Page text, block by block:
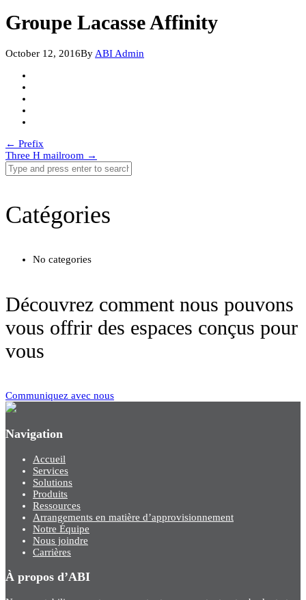
Groupe Lacasse Affinity
October 12, 2016By ABI Admin
Post
navigation
← Prefix
Three H mailroom →
Catégories
No categories
Découvrez comment nous pouvons
vous offrir des espaces conçus pour
vous
Communiquez avec nous
Navigation
Accueil
Services
Solutions
Produits
Ressources
Arrangements en matière d’approvisionnement
Notre Équipe
Nous joindre
Carrières
À propos d’ABI